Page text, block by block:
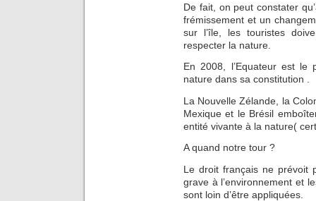
De fait, on peut constater
frémissement et un
sur l’île, les touristes
respecter la nature.
En 2008, l’Equateur est
nature dans sa constitution .
La Nouvelle Zélande, la
Mexique et le Brésil
entité vivante à la nature(
A quand notre tour ?
Le droit français ne prévoit
grave à l’environnement et
sont loin d’être appliquées.